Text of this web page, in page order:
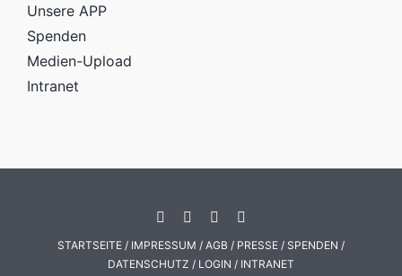
Unsere APP
Spenden
Medien-Upload
Intranet
STARTSEITE / IMPRESSUM / AGB / PRESSE / SPENDEN /
DATENSCHUTZ / LOGIN / INTRANET